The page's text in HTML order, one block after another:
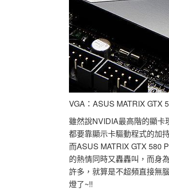
VGA：ASUS MATRIX GTX
雖然說NVIDIA最高階的顯
都要靠顯示卡驅動程式的加
而ASUS MATRIX GTX 580
的熱情同時又轟轟叫，而身
許多，就算是不超頻直接無
燈了~!!